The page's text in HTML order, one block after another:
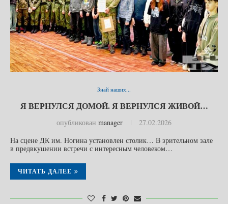
Знай наших...
Я ВЕРНУЛСЯ ДОМОЙ. Я ВЕРНУЛСЯ ЖИВОЙ…
опубликован manager
27.02.2026
На сцене ДК им. Ногина установлен столик… В зрительном зале
в предвкушении встречи с интересным человеком…
ЧИТАТЬ ДАЛЕЕ